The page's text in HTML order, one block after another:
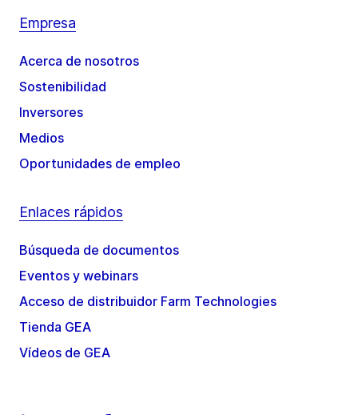
Empresa
Acerca de nosotros
Sostenibilidad
Inversores
Medios
Oportunidades de empleo
Enlaces rápidos
Búsqueda de documentos
Eventos y webinars
Acceso de distribuidor Farm Technologies
Tienda GEA
Vídeos de GEA